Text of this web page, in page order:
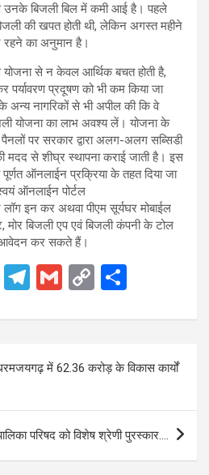
उनके बिजली बिल में कमी आई है। पहले
की खपत होती थी, लेकिन अगस्त महीने
का अनुमान है।
से न केवल आर्थिक बचत होती है,
पर्यावरण प्रदूषण को भी कम किया जा
अन्य नागरिकों से भी अपील की कि वे
योजना का लाभ अवश्य लें। योजना के
पर सरकार द्वारा अलग-अलग सब्सिडी
मदद से शीघ्र स्थापना कराई जाती है। इस
ऑनलाईन प्रक्रिया के तहत दिया जा
ऑनलाईन पोर्टल
इन कर अथवा पीएम सूर्यघर मोबाईल
मोर बिजली एप एवं बिजली कंपनी के टोल
कर सकते हैं।
X
T
e
gr
a
m
G
ail
C
py
Li
n
k
ar
e
में 62.36 करोड़ के विकास कार्यों
परिषद को विशेष श्रेणी पुरस्कार….